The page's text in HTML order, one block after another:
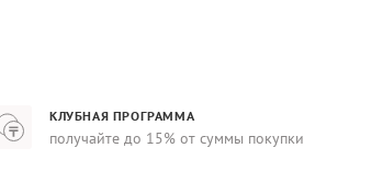
КЛУБНАЯ ПРОГРАММА
получайте до 15% от суммы покупки